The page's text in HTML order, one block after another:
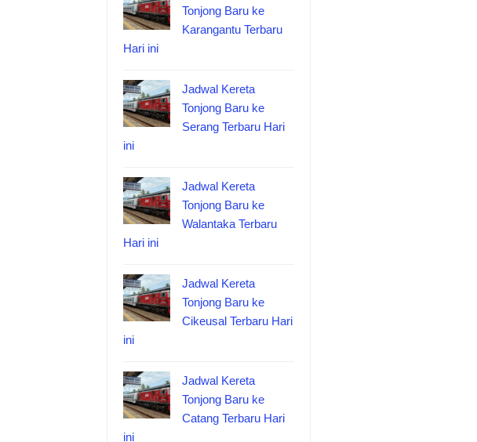
Tonjong Baru ke
Karangantu Terbaru
Hari ini
Jadwal Kereta
Tonjong Baru ke
Serang Terbaru Hari
ini
Jadwal Kereta
Tonjong Baru ke
Walantaka Terbaru
Hari ini
Jadwal Kereta
Tonjong Baru ke
Cikeusal Terbaru Hari
ini
Jadwal Kereta
Tonjong Baru ke
Catang Terbaru Hari
ini